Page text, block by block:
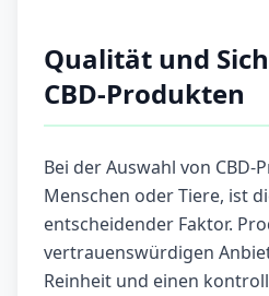
Qualität und
CBD-Produkten
Bei der Auswahl von
Menschen oder Tiere, ist
entscheidender Faktor.
vertrauenswürdigen
Reinheit und einen